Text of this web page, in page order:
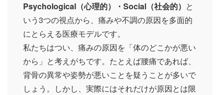
Psychological（心理的）・Social（社会的） と
いう3つの視点から、痛みや不調の原因を多面的
にとらえる医療モデルです。
私たちはつい、痛みの原因を「体のどこかが悪い
から」と考えがちです。たとえば腰痛であれば、
背骨の異常や姿勢が悪いことを疑うことが多いで
しょう。しかし、実際にはそれだけが原因とは限